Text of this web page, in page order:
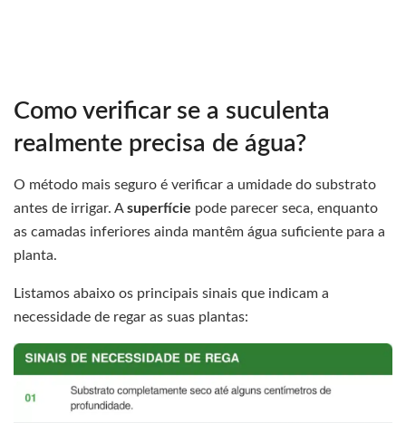
Como verificar se a suculenta
realmente precisa de água?
O método mais seguro é verificar a umidade do substrato
antes de irrigar. Asuperfície pode parecer seca, enquanto
as camadas inferiores ainda mantêm água suficiente para a
planta.
Listamos abaixo os principais sinais que indicam a
necessidade de regar as suas plantas: